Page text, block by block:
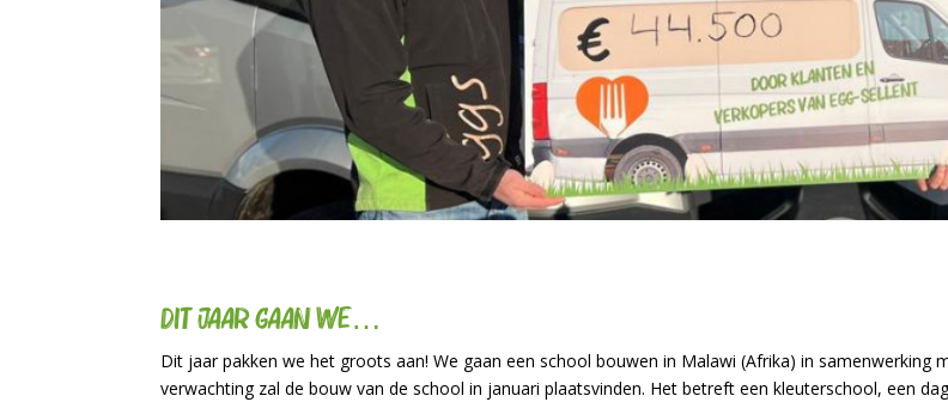
Dit jaar gaan we…
Dit jaar pakken we het groots aan! We gaan een school bouwen in Malawi (Afrika) in samenwerking
verwachting zal de bouw van de school in januari plaatsvinden. Het betreft een kleuterschool, een